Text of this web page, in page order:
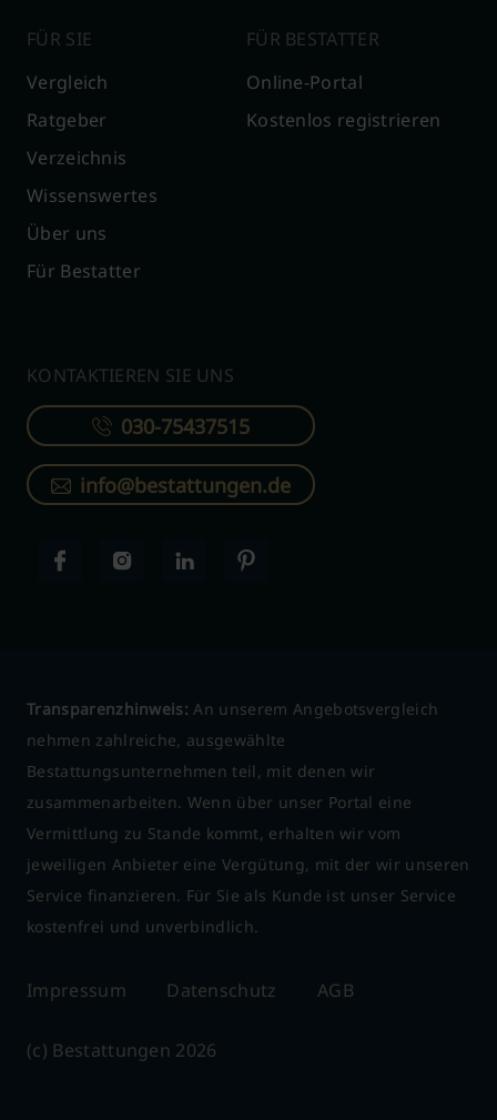
FÜR SIE
Vergleich
Ratgeber
Verzeichnis
Wissenswertes
Über uns
Für Bestatter
FÜR BESTATTER
Online-Portal
Kostenlos registrieren
KONTAKTIEREN SIE UNS
030-75437515
info@bestattungen.de
Transparenzhinweis: An unserem Angebotsvergleich
nehmen zahlreiche, ausgewählte
Bestattungsunternehmen teil, mit denen wir
zusammenarbeiten. Wenn über unser Portal eine
Vermittlung zu Stande kommt, erhalten wir vom
jeweiligen Anbieter eine Vergütung, mit der wir unseren
Service finanzieren. Für Sie als Kunde ist unser Service
kostenfrei und unverbindlich.
Impressum Datenschutz AGB
(c) Bestattungen 2026